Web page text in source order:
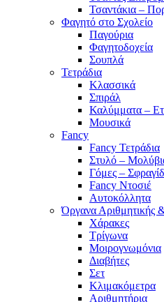
Τσαντάκια –
Φαγητό στο Σχολείο
Παγούρια
Φαγητοδοχεία
Σουπλά
Τετράδια
Κλασσικά
Σπιράλ
Καλύμματα –
Μουσικά
Fancy
Fancy Τετράδια
Στυλό –
Γόμες –
Fancy Ντοσιέ
Αυτοκόλλητα
Όργανα Αριθμητικής
Χάρακες
Τρίγωνα
Mοιρογνωμόνια
Διαβήτες
Σετ
Κλιμακόμετρα
Αριθμητήρια